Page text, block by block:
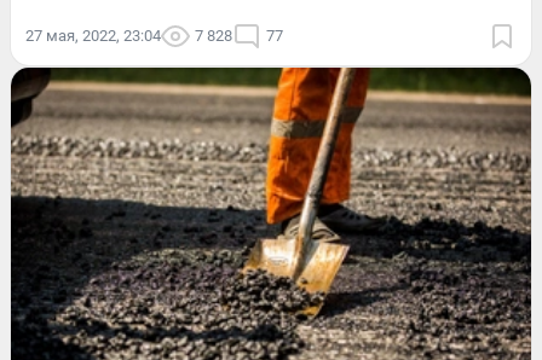
27 мая, 2022, 23:04 7 828 77